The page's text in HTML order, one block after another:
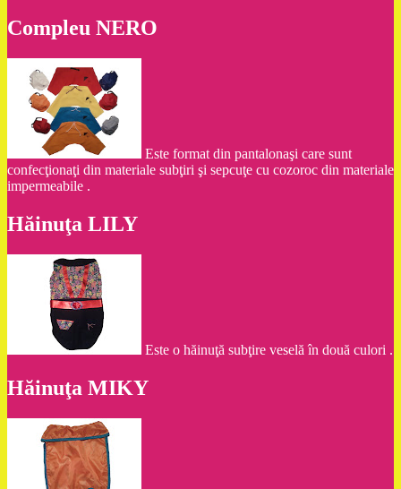
Compleu NERO
Este format din pantalonaşi care sunt
confecţionaţi din materiale subţiri şi sepcuţe cu cozoroc din materiale
impermeabile .
Hăinuţa LILY
Este o hăinuţă subţire veselă în două culori .
Hăinuţa MIKY